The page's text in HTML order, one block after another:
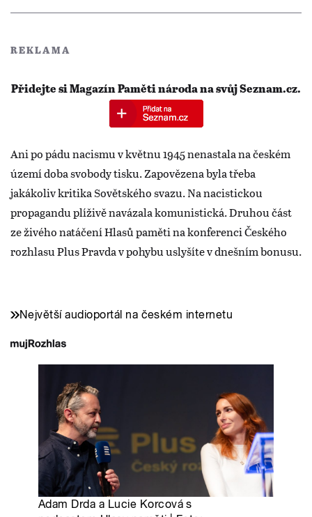
REKLAMA
Přidejte si Magazín Paměti národa na svůj Seznam.cz.
Ani po pádu nacismu v květnu 1945 nenastala na českém
území doba svobody tisku. Zapovězena byla třeba
jakákoliv kritika Sovětského svazu. Na nacistickou
propagandu plíživě navázala komunistická. Druhou část
ze živého natáčení Hlasů paměti na konferenci Českého
rozhlasu Plus Pravda v pohybu uslyšíte v dnešním bonusu.